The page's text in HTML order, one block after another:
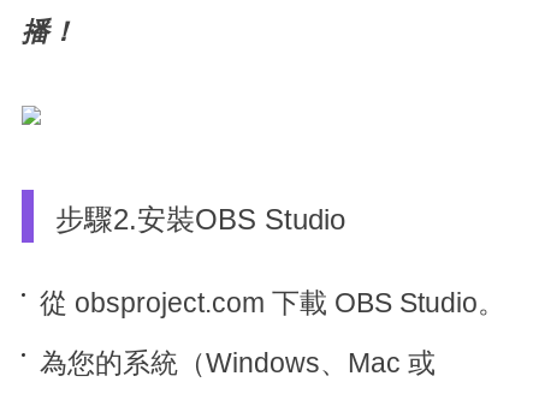
播！
步驟2.安裝OBS Studio
從 obsproject.com 下載 OBS Studio。
為您的系統（Windows、Mac 或